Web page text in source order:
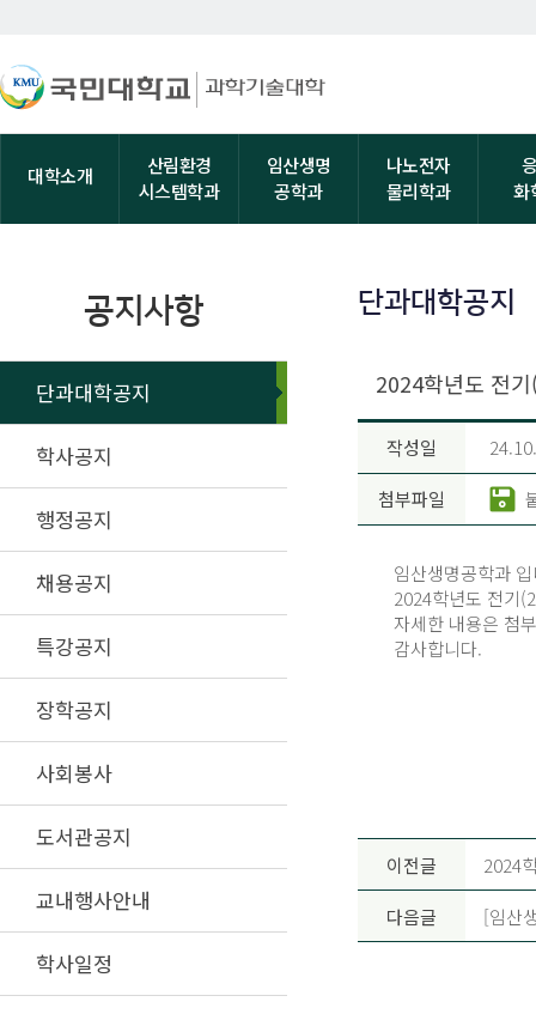
대학소개
산림환경
시스템학과
임산생명
공학과
나노전자
물리학과
화
공지사항
단과대학공지
학사공지
행정공지
채용공지
특강공지
장학공지
사회봉사
도서관공지
교내행사안내
학사일정
단과대학공지
2024학년도 전
작성일
첨부파일
임산생명공학과
2024학년도 전기
자세한 내용은 첨
감사합니다.
이전글 2024
다음글 [임산